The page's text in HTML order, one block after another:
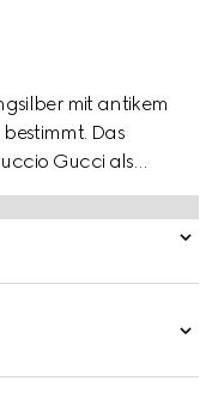
mit antikem
Das
Gucci als
und dezente Logo-